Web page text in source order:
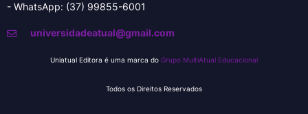
- WhatsApp: (37) 99855-6001
universidadeatual@gmail.com
Uniatual Editora é uma marca do Grupo MultiAtual Educacional
Todos os Direitos Reservados